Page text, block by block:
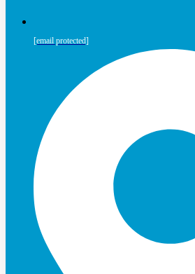
[email protected]